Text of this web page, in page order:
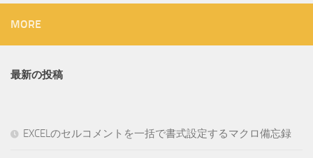
MORE
最新の投稿
EXCELのセルコメントを一括で書式設定するマクロ備忘録